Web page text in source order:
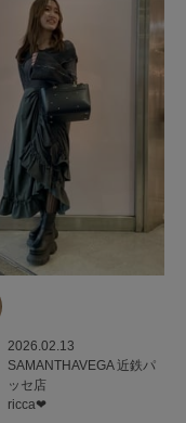
2026.02.13
SAMANTHAVEGA 近鉄パ
ッセ店
ricca❤︎